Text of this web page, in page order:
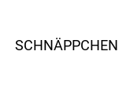
SCHNÄPPCHEN